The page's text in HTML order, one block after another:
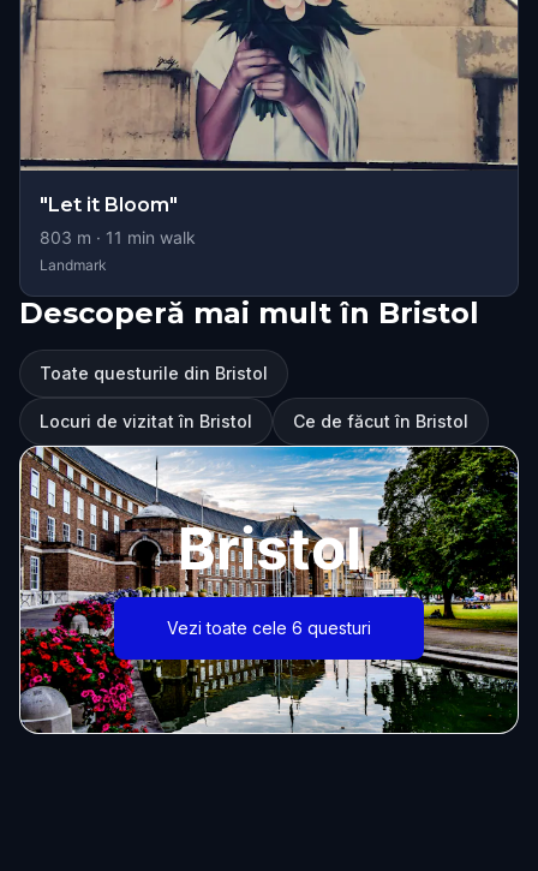
"Let it Bloom"
803 m · 11 min walk
Landmark
Descoperă mai mult în Bristol
Toate questurile din Bristol
Locuri de vizitat în Bristol Ce de făcut în Bristol
Bristol
Vezi toate cele 6 questuri